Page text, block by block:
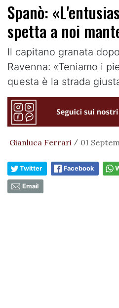
Spanò:
spetta a noi
Il capitano granata
Ravenna: «Teniamo i
questa è la strada
Gianluca Ferrari / 01
Twitter Facebook
Email